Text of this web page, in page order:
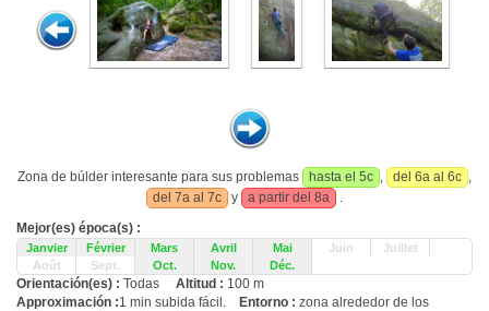
Zona de búlder interesante para sus problemas hasta el 5c , del 6a al 6c ,
del 7a al 7c
y a partir del 8a
.
Mejor(es) época(s) :
Janvier Février Mars Avril Mai Juin
Juillet
Août
Sept. Oct. Nov. Déc.
Orientación(es) : Todas Altitud : 100 m
Approximación :1 min subida fácil. Entorno : zona alrededor de los